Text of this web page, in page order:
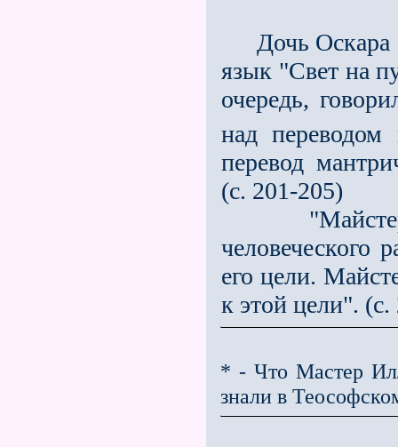
Дочь Оскара
язык "Свет на
очередь,
над переводом
перевод
(с. 201-205)
"Майстер
человеческого
его цели.
к этой цели". (с.
* - Что Мастер
знали в